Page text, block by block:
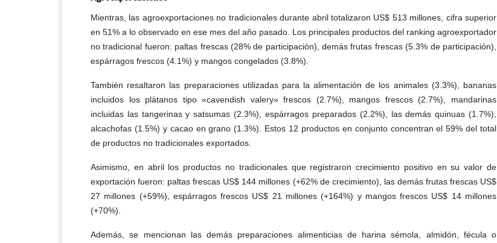
Mientras, las agroexportaciones no tradicionales durante abril totalizaron US$ 513 millones, cifra superior
en 51% a lo observado en ese mes del año pasado. Los principales productos del ranking agroexportador
no tradicional fueron: paltas frescas (28% de participación), demás frutas frescas (5.3% de participación),
espárragos frescos (4.1%) y mangos congelados (3.8%).
También resaltaron las preparaciones utilizadas para la alimentación de los animales (3.3%), bananas
incluidos los plátanos tipo «cavendish valery» frescos (2.7%), mangos frescos (2.7%), mandarinas
incluidas las tangerinas y satsumas (2.3%), espárragos preparados (2.2%), las demás quinuas (1.7%),
alcachofas (1.5%) y cacao en grano (1.3%). Estos 12 productos en conjunto concentran el 59% del total
de productos no tradicionales exportados.
Asimismo, en abril los productos no tradicionales que registraron crecimiento positivo en su valor de
exportación fueron: paltas frescas US$ 144 millones (+62% de crecimiento), las demás frutas frescas US$
27 millones (+59%), espárragos frescos US$ 21 millones (+164%) y mangos frescos US$ 14 millones
(+70%).
Además, se mencionan las demás preparaciones alimenticias de harina sémola, almidón, fécula o